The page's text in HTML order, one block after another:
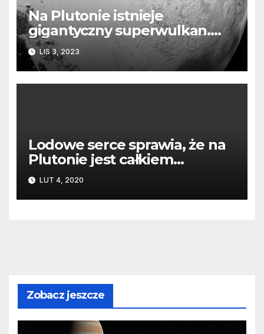
Na Plutonie istnieje
gigantyczny superwulkan.
Odkryto go w danych z sondy
New Horizons
LIS 3, 2023
Lodowe serce sprawia, że na
Plutonie jest całkiem
wietrznie
LUT 4, 2020
Zobacz jeszcze